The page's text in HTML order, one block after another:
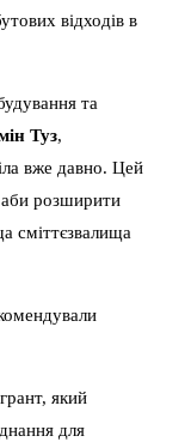
відходів в
та
Туз,
вже давно. Цей
розширити
сміттєзвалища
який
для